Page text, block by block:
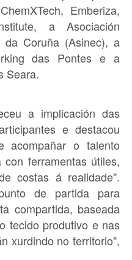
Emberiza,
a Asociación
da Coruña (Asinec), a
das Pontes e a
Seara.
a implicación das
e destacou
acompañar o talento
ferramentas útiles,
costas á realidade".
de partida para
compartida, baseada
tecido produtivo e nas
xurdindo no territorio",